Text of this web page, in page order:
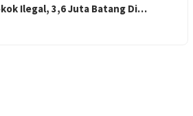
Ilegal, 3,6 Juta Batang Di…